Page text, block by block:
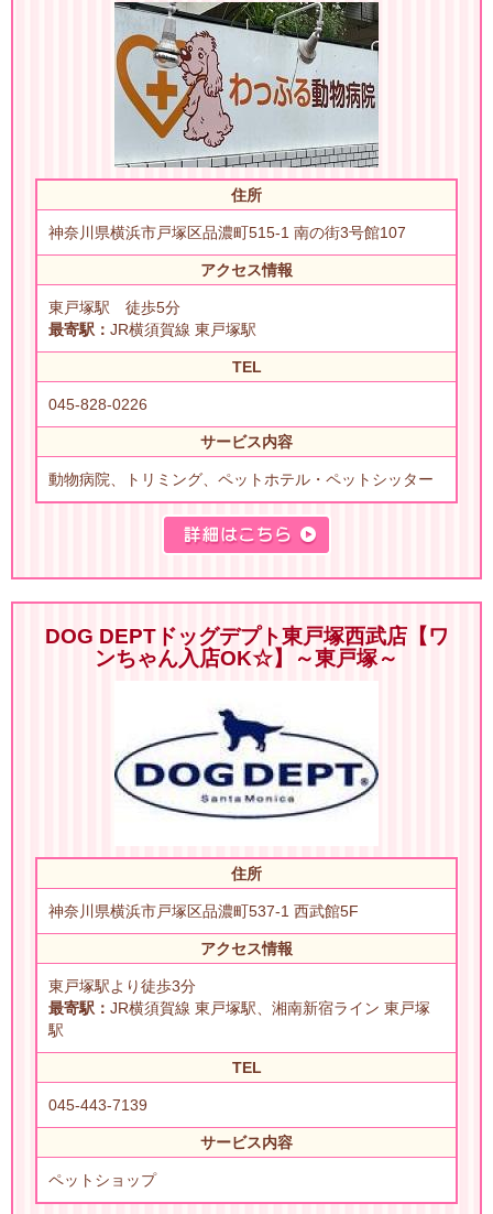
住所
神奈川県横浜市戸塚区品濃町515-1 南の街3号館107
アクセス情報
東戸塚駅 徒歩5分
最寄駅： JR横須賀線 東戸塚駅
TEL
045-828-0226
サービス内容
動物病院、トリミング、ペットホテル・ペットシッター
DOG DEPTドッグデプト東戸塚西武店【ワ
ンちゃん入店OK☆】～東戸塚～
住所
神奈川県横浜市戸塚区品濃町537-1 西武館5F
アクセス情報
東戸塚駅より徒歩3分
最寄駅： JR横須賀線 東戸塚駅、湘南新宿ライン 東戸塚
駅
TEL
045-443-7139
サービス内容
ペットショップ